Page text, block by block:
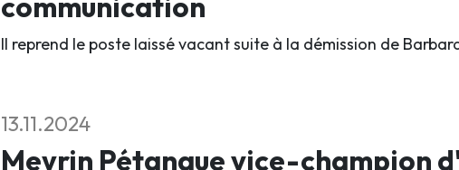
Il reprend le poste laissé vacant suite à la démission de
13.11.2024
Meyrin Pétanque vice-champion